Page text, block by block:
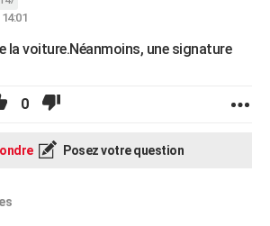
la voiture.Néanmoins, une signature
0
Posez votre question